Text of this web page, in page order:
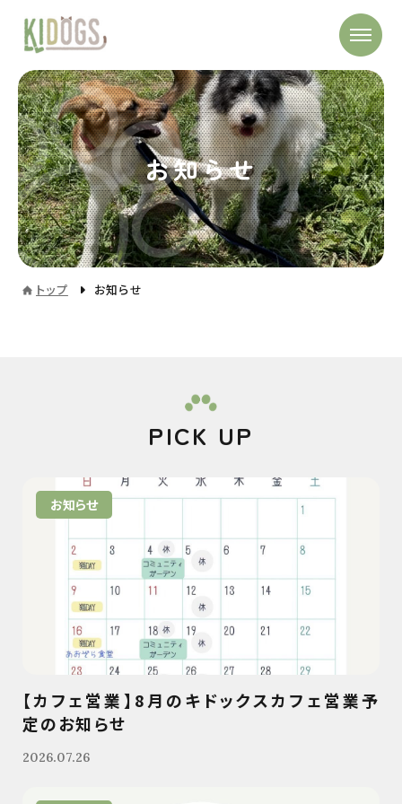
お知らせ
トップ お知らせ
PICK UP
お知らせ
【カフェ営業】8月のキドックスカフェ営業予
定のお知らせ
2026.07.26